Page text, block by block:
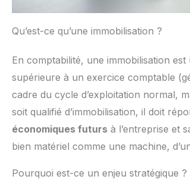
Qu’est-ce qu’une immobilisation ?
En comptabilité, une immobilisation est
supérieure à un exercice comptable
cadre du cycle d’exploitation normal,
soit qualifié d’immobilisation, il doit
économiques futurs à l’entreprise et
bien matériel comme une machine,
Pourquoi est-ce un enjeu stratégique ?